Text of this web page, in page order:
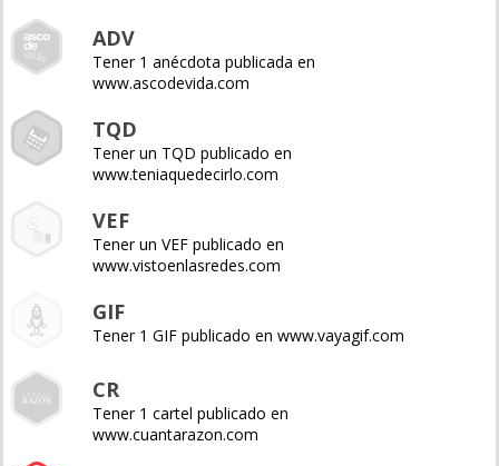
ADV
Tener 1 anécdota publicada en
www.ascodevida.com
TQD
Tener un TQD publicado en
www.teniaquedecirlo.com
VEF
Tener un VEF publicado en
www.vistoenlasredes.com
GIF
Tener 1 GIF publicado en www.vayagif.com
CR
Tener 1 cartel publicado en
www.cuantarazon.com